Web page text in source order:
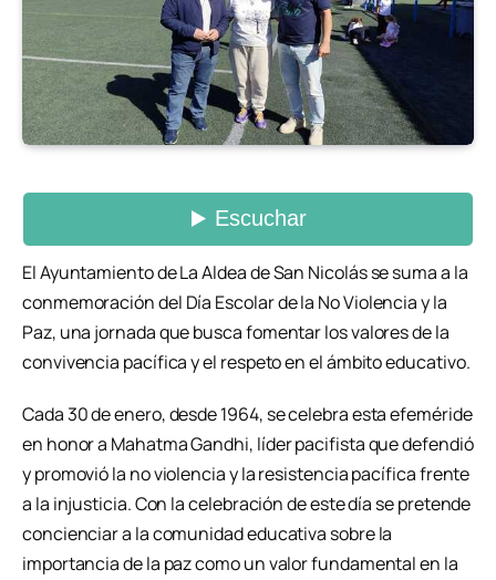
El Ayuntamiento de La Aldea de San Nicolás se suma a la
conmemoración del Día Escolar de la No Violencia y la
Paz, una jornada que busca fomentar los valores de la
convivencia pacífica y el respeto en el ámbito educativo.
Cada 30 de enero, desde 1964, se celebra esta efeméride
en honor a Mahatma Gandhi, líder pacifista que defendió
y promovió la no violencia y la resistencia pacífica frente
a la injusticia. Con la celebración de este día se pretende
concienciar a la comunidad educativa sobre la
importancia de la paz como un valor fundamental en la